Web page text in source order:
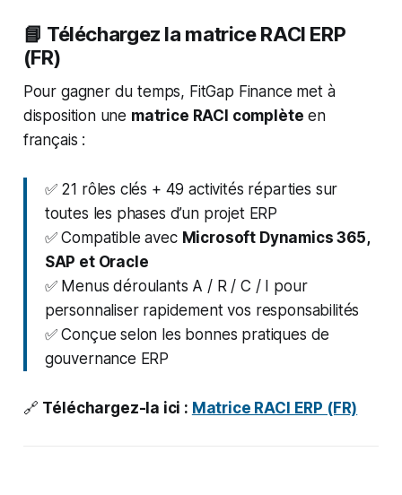
📘 Téléchargez la matrice RACI ERP
(FR)
Pour gagner du temps, FitGap Finance met à
disposition une matrice RACI complète en
français :
✅ 21 rôles clés + 49 activités réparties sur
toutes les phases d’un projet ERP
✅ Compatible avec Microsoft Dynamics 365,
SAP et Oracle
✅ Menus déroulants A / R / C / I pour
personnaliser rapidement vos responsabilités
✅ Conçue selon les bonnes pratiques de
gouvernance ERP
🔗 Téléchargez-la ici : Matrice RACI ERP (FR)